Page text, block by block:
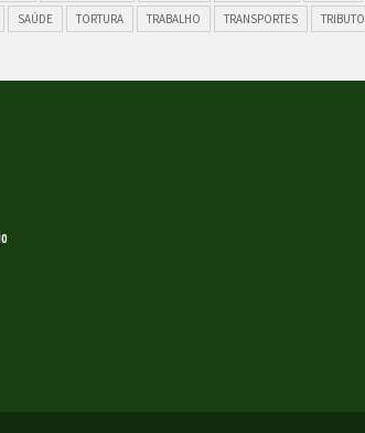
SAÚDE TORTURA TRABALHO TRANSPORTES TRIBUTO